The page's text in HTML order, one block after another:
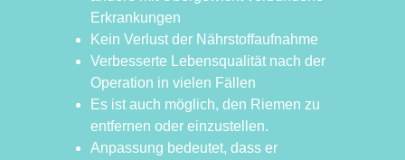
Erkrankungen
Kein Verlust der Nährstoffaufnahme
Verbesserte Lebensqualität nach der
Operation in vielen Fällen
Es ist auch möglich, den Riemen zu
entfernen oder einzustellen.
Anpassung bedeutet, dass er